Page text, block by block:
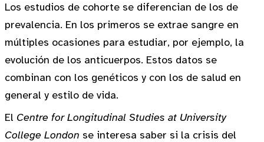
Los estudios de cohorte se diferencian de los de
prevalencia. En los primeros se extrae sangre en
múltiples ocasiones para estudiar, por ejemplo, la
evolución de los anticuerpos. Estos datos se
combinan con los genéticos y con los de salud en
general y estilo de vida.
El Centre for Longitudinal Studies at University
College London se interesa saber si la crisis del